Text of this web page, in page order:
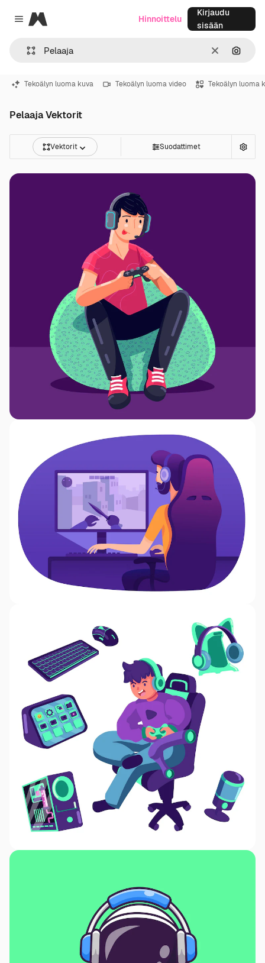
Close menu
Magnific
SelkeäHae
Hinnoittelu
Kirjaudu
sisään
Tekoälyn luoma kuva Tekoälyn luoma video Tekoälyn luoma
Pelaaja Vektorit
Vektorit Suodattimet